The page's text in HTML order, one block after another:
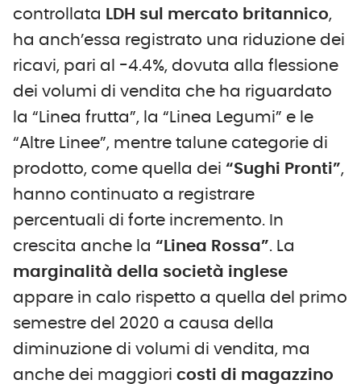
controllata LDH sul mercato britannico,
ha anch’essa registrato una riduzione dei
ricavi, pari al -4.4%, dovuta alla flessione
dei volumi di vendita che ha riguardato
la “Linea frutta”, la “Linea Legumi” e le
“Altre Linee”, mentre talune categorie di
prodotto, come quella dei “Sughi Pronti”,
hanno continuato a registrare
percentuali di forte incremento. In
crescita anche la “ Linea Rossa”. La
marginalità della società inglese
appare in calo rispetto a quella del primo
semestre del 2020 a causa della
diminuzione di volumi di vendita, ma
anche dei maggiori costi di magazzino